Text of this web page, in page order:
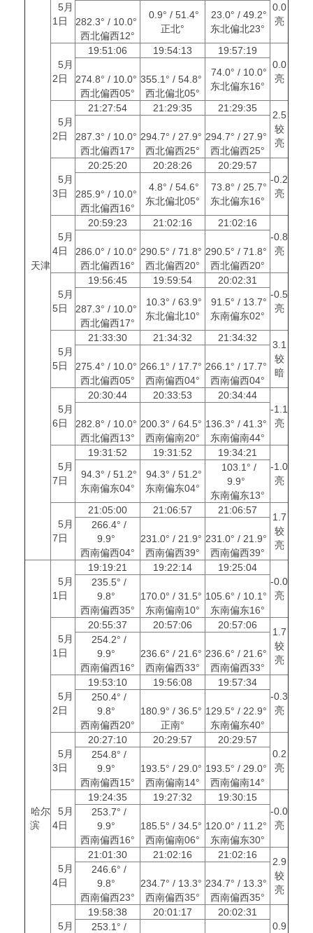
天津
5月
1日
0.0
亮
282.3° / 10.0°
西北偏西12°
0.9° / 51.4°
正北°
23.0° / 49.2°
东北偏北23°
5月
2日
19:51:06 19:54:13
19:57:19
0.0
亮
274.8° / 10.0°
西北偏西05°
355.1° / 54.8°
西北偏北05°
74.0° / 10.0°
东北偏东16°
5月
2日
21:27:54 21:29:35 21:29:35
2.5
较
亮
287.3° / 10.0°
西北偏西17°
294.7° / 27.9°
西北偏西25°
294.7° / 27.9°
西北偏西25°
5月
3日
20:25:20 20:28:26
20:29:57
-0.2
亮
285.9° / 10.0°
西北偏西16°
4.8° / 54.6°
东北偏北05°
73.8° / 25.7°
东北偏东16°
5月
4日
20:59:23 21:02:16
21:02:16
-0.8
亮
286.0° / 10.0°
西北偏西16°
290.5° / 71.8°
西北偏西20°
290.5° / 71.8°
西北偏西20°
5月
5日
19:56:45 19:59:54
20:02:31
-0.5
亮
287.3° / 10.0°
西北偏西17°
10.3° / 63.9°
东北偏北10°
91.5° / 13.7°
东南偏东02°
5月
5日
21:33:30 21:34:32 21:34:32
3.1
较
暗
275.4° / 10.0°
西北偏西05°
266.1° / 17.7°
西南偏西04°
266.1° / 17.7°
西南偏西04°
5月
6日
20:30:44 20:33:53
20:34:44
-1.1
亮
282.8° / 10.0°
西北偏西13°
200.3° / 64.5°
西南偏南20°
136.3° / 41.3°
东南偏南44°
5月
7日
19:31:52 19:31:52
19:34:21
-1.0
亮
94.3° / 51.2°
东南偏东04°
94.3° / 51.2°
东南偏东04°
103.1° /
9.9°
东南偏东13°
5月
7日
21:05:00 21:06:57 21:06:57
1.7
较
亮
266.4° /
9.9°
西南偏西04°
231.0° / 21.9°
西南偏西39°
231.0° / 21.9°
西南偏西39°
哈尔
滨
5月
1日
19:19:21 19:22:14
19:25:04
-0.0
亮
235.5° /
9.8°
西南偏西35°
170.0° / 31.5°
东南偏南10°
105.6° / 10.1°
东南偏东16°
5月
1日
20:55:37 20:57:06 20:57:06
1.7
较
亮
254.2° /
9.9°
西南偏西16°
236.6° / 21.6°
西南偏西33°
236.6° / 21.6°
西南偏西33°
5月
2日
19:53:10 19:56:08
19:57:34
-0.3
亮
250.4° /
9.8°
西南偏西20°
180.9° / 36.5°
正南°
129.5° / 22.9°
东南偏东40°
5月
3日
20:27:10 20:29:57
20:29:57
0.2
亮
254.8° /
9.9°
西南偏西15°
193.5° / 29.0°
西南偏南14°
193.5° / 29.0°
西南偏南14°
5月
4日
19:24:35 19:27:32
19:30:15
-0.0
亮
253.7° /
9.9°
西南偏西16°
185.5° / 34.5°
西南偏南06°
120.0° / 11.2°
东南偏东30°
5月
4日
21:01:30 21:02:16 21:02:16
2.9
较
亮
246.6° /
9.8°
西南偏西23°
234.7° / 13.3°
西南偏西35°
234.7° / 13.3°
西南偏西35°
5月
19:58:38 20:01:17
20:02:31
0.9
253.1° /